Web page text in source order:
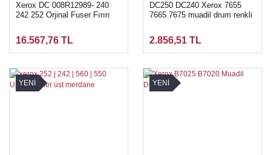
Xerox DC 008R12989- 240
242 252 Orjinal Fuser Fırın
16.567,76 TL
DC250 DC240 Xerox 7655
7665 7675 muadil drum renkli
2.856,51 TL
YENİ YENİ